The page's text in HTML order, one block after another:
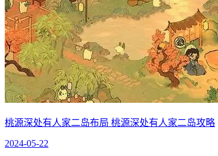
桃源深处有人家二岛布局 桃源深处有人家二岛攻略
2024-05-22